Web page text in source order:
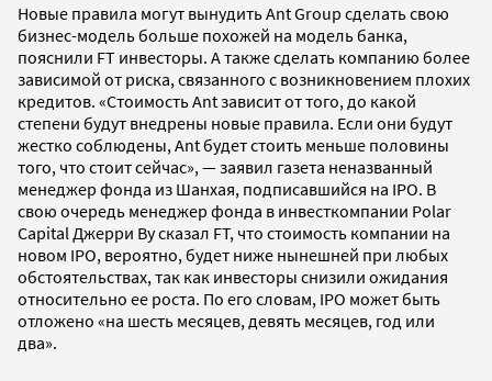
Новые правила могут вынудить Ant Group сделать свою
бизнес-модель больше похожей на модель банка,
пояснили FT инвесторы. А также сделать компанию более
зависимой от риска, связанного с возникновением плохих
кредитов. «Стоимость Ant зависит от того, до какой
степени будут внедрены новые правила. Если они будут
жестко соблюдены, Ant будет стоить меньше половины
того, что стоит сейчас», — заявил газета неназванный
менеджер фонда из Шанхая, подписавшийся на IPO. В
свою очередь менеджер фонда в инвесткомпании Polar
Capital Джерри Ву сказал FT, что стоимость компании на
новом IPO, вероятно, будет ниже нынешней при любых
обстоятельствах, так как инвесторы снизили ожидания
относительно ее роста. По его словам, IPO может быть
отложено «на шесть месяцев, девять месяцев, год или
два».